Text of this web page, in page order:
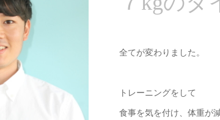
全てが変わりました。
トレーニングをして
食事を気を付け、体重が減